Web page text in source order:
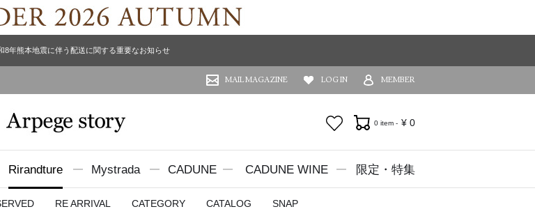
8年熊本地震に伴う配送に関する重要なお知らせ
MAIL MAGAZINE LOG IN MEMBER
お気に入り0 item - ¥ 0
Rirandture Mystrada CADUNE CADUNE WINE 限定・特集
RE ARRIVAL CATEGORY CATALOG SNAP